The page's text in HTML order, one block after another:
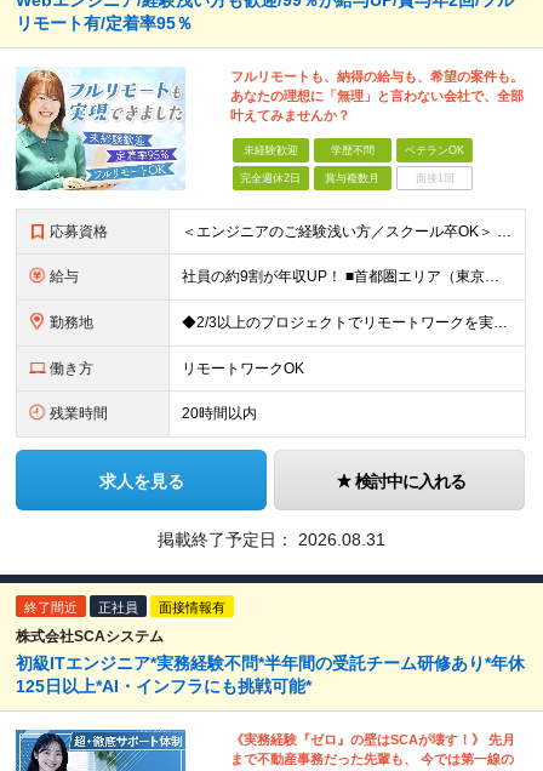
リモート有/定着率95％
フルリモートも、納得の給与も、希望の案件も。
あなたの理想に「無理」と言わない会社で、全部
叶えてみませんか？
未経験歓迎 学歴不問 ベテランOK
完全週休2日 賞与複数月 面接1回
応募資格 ＜エンジニアのご経験浅い方／スクール卒OK＞ ◆学歴不問 ◆未経験OK ＜こんな方は大歓迎！＞ ◎今の収入に不満がある方 ◎新しい言語・スキルに挑戦したい方 ◎腰を据えて活躍したい方 ◎頑張りを評価
給与 社員の約9割が年収UP！ ■首都圏エリア（東京、神奈川、千葉、埼玉勤務） 月給25万円～26万円（固定残業代含む） ※固定残業代は、時間外労働の有無に関わらず17時間分を30,000円～31,200
勤務地 ◆2/3以上のプロジェクトでリモートワークを実施中！ ≪自社拠点≫ ・東京本社／東京都千代田区丸の内二丁目6番1号 丸の内パークビルディング6階 ・関西支社／⼤阪府⼤阪市中央区安⼟町2-3-13 ⼤
働き方 リモートワークOK
残業時間 20時間以内
求人を見る 検討中に入れる
掲載終了予定日： 2026.08.31
終了間近 正社員 面接情報有
株式会社SCAシステム
初級ITエンジニア*実務経験不問*半年間の受託チーム研修あり*年休
125日以上*AI・インフラにも挑戦可能*
《実務経験『ゼロ』の壁はSCAが壊す！》 先月
まで不動産事務だった先輩も、 今では第一線の